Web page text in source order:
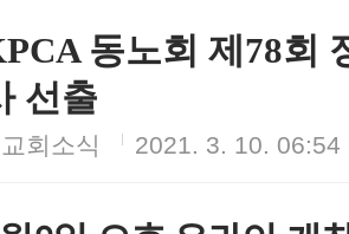
동노회 제78회
선출
회소식 2021. 3. 10. 06:54